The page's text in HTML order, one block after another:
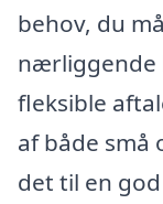
behov, du
fleksible
af både små
det til en